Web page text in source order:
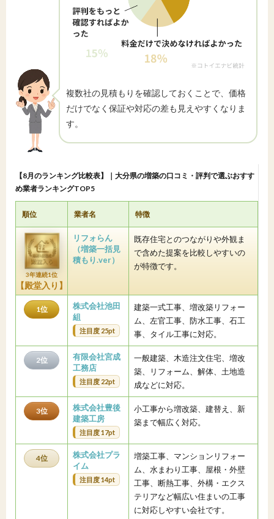
複数社の見積もりを確認しておくことで、価格
だけでなく保証や対応の差も見えやすくなりま
す。
【8月のランキング比較表】｜大分県の増築の口コミ・評判で選ぶおすす
め業者ランキングTOP5
順位 業者名 特徴
3年連続1位
【殿堂入り】
リフォらん
（増築一括見
積もり.ver）
既存住宅とのつながりや外観ま
で含めた提案を比較しやすいの
が特徴です。
1位
株式会社池田
組
注目度 25pt
建築一式工事、増改築リフォー
ム、左官工事、防水工事、石工
事、タイル工事に対応。
2位
有限会社宮成
工務店
注目度 22pt
一般建築、木造注文住宅、増改
築、リフォーム、解体、土地造
成などに対応。
3位
株式会社豊後
建築工房
注目度 17pt
小工事から増改築、建替え、新
築まで幅広く対応。
4位
株式会社プラ
イム
注目度 14pt
増築工事、マンションリフォー
ム、水まわり工事、屋根・外壁
工事、断熱工事、外構・エクス
テリアなど幅広い住まいの工事
に対応しやすい会社です。